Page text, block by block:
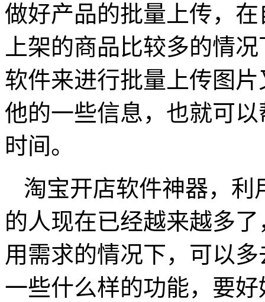
做好产品的批量上传，
上架的商品比较多的情
软件来进行批量上传图
他的一些信息，也就可
时间。
淘宝开店软件神器，利
的人现在已经越来越多
用需求的情况下，可以
一些什么样的功能，要